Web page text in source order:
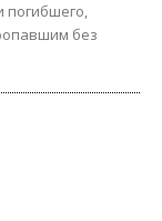
погибшего,
без